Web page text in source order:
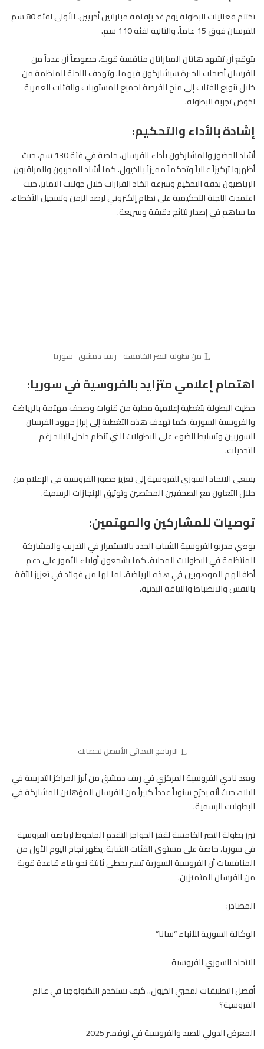
تختتم فعالياتالبطولة
يوم غد بإقامة مباراتين أخريين، الأولى لفئة 80 سم
للفرسان فوق 15 عاماً، والثانية لفئة 110 سم.
يتوقع أن تشهد هاتان المباراتان منافسة قوية، خصوصاً أن عدداً من
الفرسان أصحاب الخبرة سيشاركون فيهما. وتهدف اللجنة المنظمة من
خلال تنويع الفئات إلى منح الفرصة لجميع المستويات والفئات العمرية
لخوض تجربة البطولة.
إشادة بالأداء والتحكيم:
أشاد الحضور والمشاركون بأداء الفرسان، خاصة في فئة 130 سم، حيث
أظهروا تركيزاً عالياً وتحكماً مميزاً بالخيول. كما أشاد المدربون والمراقبون
الرياضيون بدقة التحكيم وسرعة اتخاذ القرارات خلال جولات التمايز. حيث
اعتمدت اللجنة التحكيمية على نظام إلكتروني لرصد الزمن وتسجيل الأخطاء،
ما ساهم في إصدار نتائج دقيقة وسريعة.
من بطولة النصر الخامسة _ريف دمشق- سوريا
اهتمام إعلامي متزايد بالفروسية في سوريا:
حظيت البطولة بتغطية إعلامية محلية من قنوات وصحف مهتمة بالرياضة
والفروسية السورية. كما تهدف هذه التغطية إلى إبراز جهود الفرسان
السوريين وتسليط الضوء على البطولات التي تنظم داخل البلاد رغم
التحديات.
يسعى الاتحاد السوري للفروسية إلى تعزيز حضور الفروسية في الإعلام من
خلال التعاون مع الصحفيين المختصين وتوثيق الإنجازات الرسمية.
توصيات للمشاركين والمهتمين:
يوصي مدربو الفروسية الشباب الجدد بالاستمرار في التدريب والمشاركة
المنتظمة في البطولات المحلية. كما يشجعون أولياء الأمور على دعم
أطفالهم الموهوبين في هذه الرياضة، لما لها من فوائد في تعزيز الثقة
بالنفس والانضباط واللياقة البدنية.
البرنامج الغذائي الأفضل لحصانك
ويعد نادي الفروسية المركزي في ريف دمشق من أبرز المراكز التدريبية في
البلاد، حيث أنه يخرّج سنوياً عدداً كبيراً من الفرسان المؤهلين للمشاركة في
البطولات الرسمية.
تبرز بطولة النصر الخامسة لقفز الحواجز التقدم الملحوظ لرياضةالفروسية
في سوريا، خاصة على مستوى الفئات الشابة. يظهر نجاح اليوم الأول من
المنافسات أن الفروسية السورية تسير بخطى ثابتة نحو بناء قاعدة قوية
من الفرسان المتميزين.
المصادر:
الوكالة السورية للأنباء “سانا”
الاتحاد السوري للفروسية
أفضل التطبيقات لمحبي الخيول.. كيف تستخدم التكنولوجيا في عالم
الفروسية؟
المعرض الدولي للصيد والفروسية في نوفمبر 2025